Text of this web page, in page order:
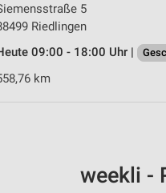
5
Riedlingen
09:00 - 18:00 Uhr |
km
weekli -